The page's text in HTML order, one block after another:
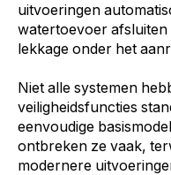
uitvoeringen
watertoevoer afsluiten
lekkage onder het
Niet alle systemen
veiligheidsfuncties
eenvoudige
ontbreken ze vaak,
modernere